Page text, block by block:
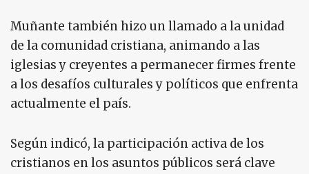
Muñante también hizo un llamado a la unidad
de la comunidad cristiana, animando a las
iglesias y creyentes a permanecer firmes frente
a los desafíos culturales y políticos que enfrenta
actualmente el país.
Según indicó, la participación activa de los
cristianos en los asuntos públicos será clave